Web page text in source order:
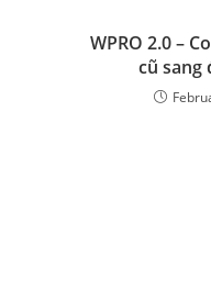
WPRO 2.0 –
cũ sang